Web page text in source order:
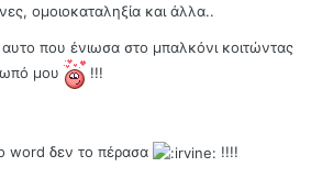
ομοιοκαταληξία και άλλα..
που ένιωσα στο μπαλκόνι κοιτώντας
μου
!!!
word δεν το πέρασα !!!!